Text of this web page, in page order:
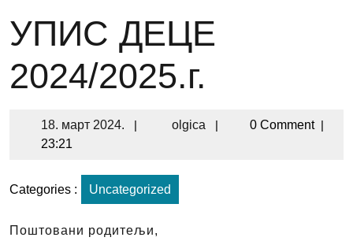
УПИС ДЕЦЕ
2024/2025.г.
18. март 2024. | olgica | 0 Comment |
23:21
Categories : Uncategorized
Поштовани родитељи,